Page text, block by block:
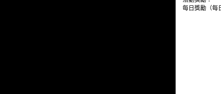
每日獎勵（每